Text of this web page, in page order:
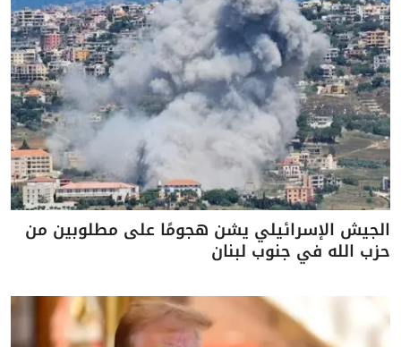
الجيش الإسرائيلي يشن هجومًا على مطلوبين من
حزب الله في جنوب لبنان